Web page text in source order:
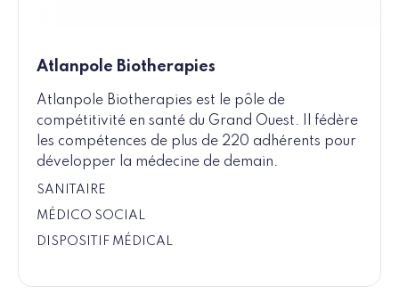
Atlanpole Biotherapies
Atlanpole Biotherapies est le pôle de
compétitivité en santé du Grand Ouest. Il fédère
les compétences de plus de 220 adhérents pour
développer la médecine de demain.
SANITAIRE
MÉDICO SOCIAL
DISPOSITIF MÉDICAL